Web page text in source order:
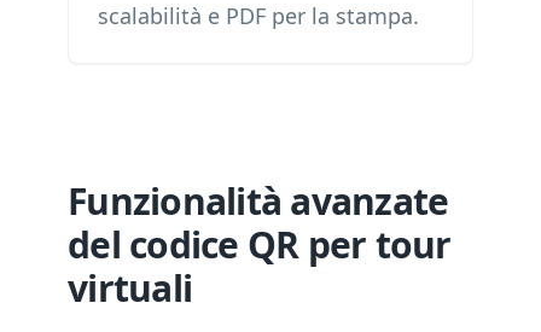
scalabilità e PDF per la stampa.
Funzionalità avanzate
del codice QR per tour
virtuali